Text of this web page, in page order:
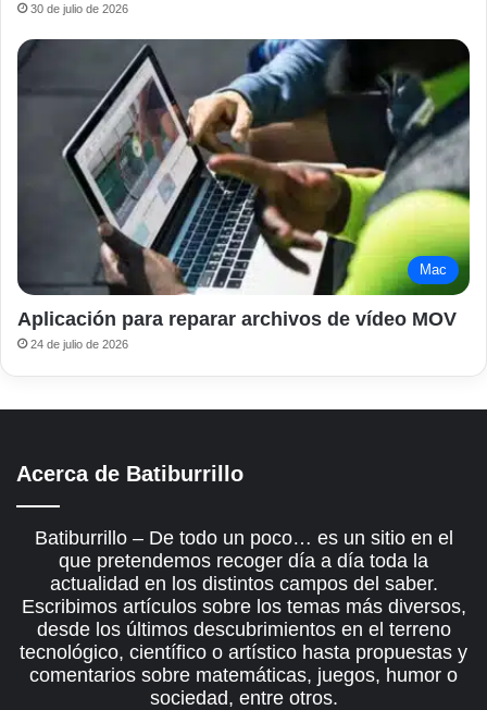
30 de julio de 2026
Mac
Aplicación para reparar archivos de vídeo MOV
24 de julio de 2026
Acerca de Batiburrillo
Batiburrillo – De todo un poco… es un sitio en el
que pretendemos recoger día a día toda la
actualidad en los distintos campos del saber.
Escribimos artículos sobre los temas más diversos,
desde los últimos descubrimientos en el terreno
tecnológico, científico o artístico hasta propuestas y
comentarios sobre matemáticas, juegos, humor o
sociedad, entre otros.